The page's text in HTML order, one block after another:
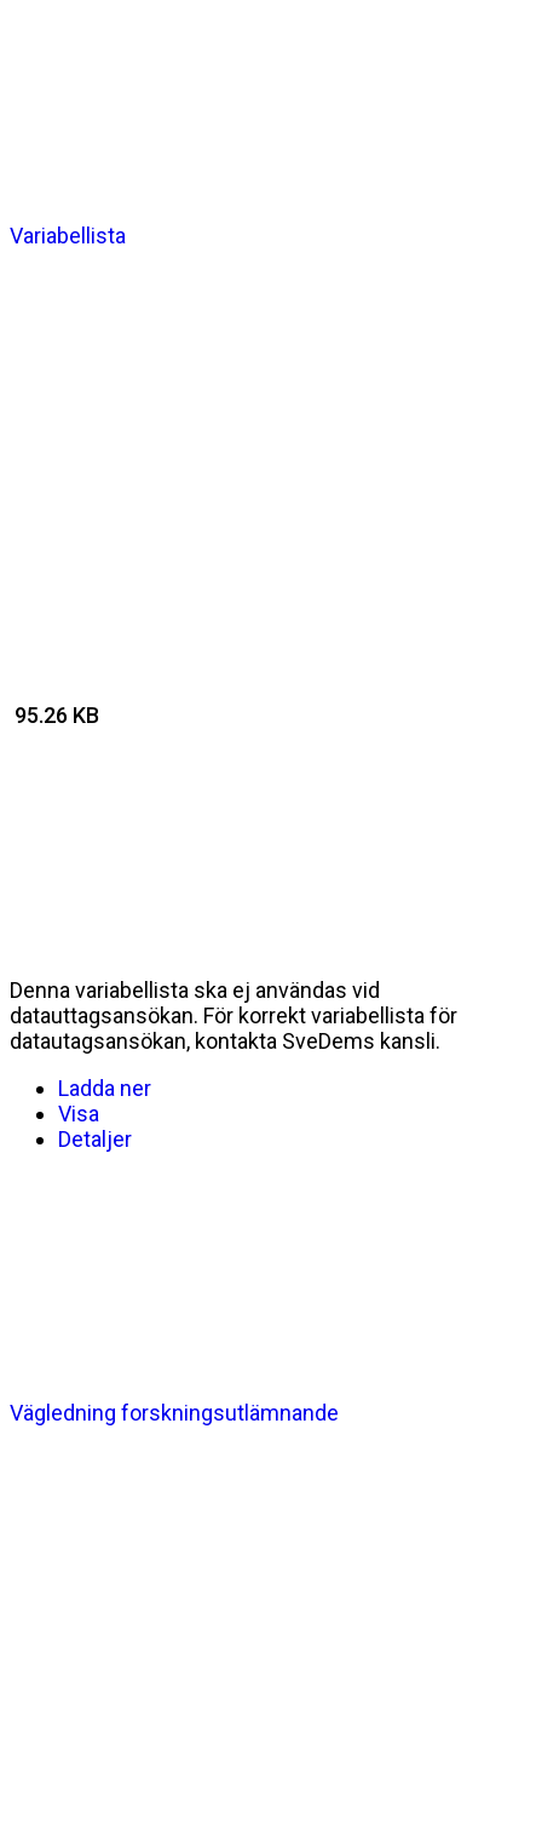
Variabellista
95.26 KB
Denna variabellista ska ej användas vid
datauttagsansökan. För korrekt variabellista för
datautagsansökan, kontakta SveDems kansli.
Ladda ner
Visa
Detaljer
Vägledning forskningsutlämnande